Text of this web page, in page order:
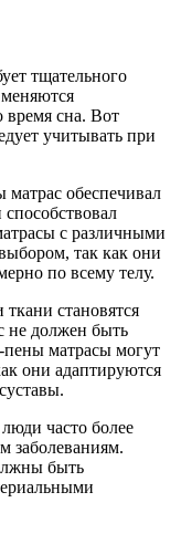
тщательного
меняются
время сна. Вот
учитывать при
обеспечивал
с различными
так как они
по всему телу.
становятся
не должен быть
матрасы могут
они адаптируются
часто более
заболеваниям.
быть